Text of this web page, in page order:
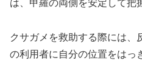
は、甲羅の両側を安定して把
クサガメを救助する際には、
の利用者に自分の位置をはっ